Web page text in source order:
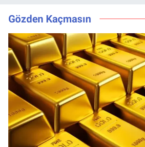
MasterChef'i
Geride Bıraktı
Gözden Kaçmasın